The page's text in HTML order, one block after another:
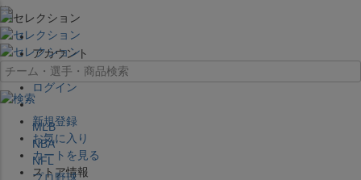
×
アカウント
ログイン
新規登録
お気に入り
カートを見る
ストア情報
MLB
NBA
NFL